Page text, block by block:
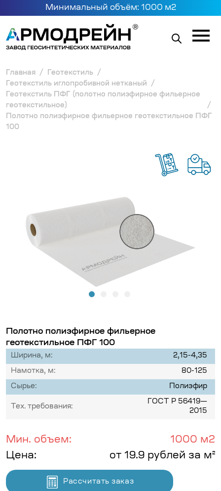
Главная
Геотекстиль
Геотекстиль иглопробивной нетканый
Геотекстиль ПФГ (полотно полиэфирное фильерное
геотекстильное)
Полотно полиэфирное фильерное геотекстильное ПФГ
100
Полотно полиэфирное фильерное
геотекстильное ПФГ 100
Ширина, м: 2,15-4,35
Намотка, м: 80-125
Сырье: Полиэфир
Тех. требования:
ГОСТ Р 56419—
2015
Мин. объем:
1000 м2
Цена:
от 19.9 рублей за м²
Рассчитать заказ
Минимальный объём: 1000 м2